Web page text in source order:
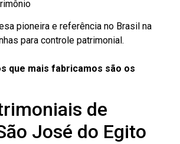
pioneira e referência no Brasil na
para controle patrimonial.
que mais fabricamos são os
de
José do Egito